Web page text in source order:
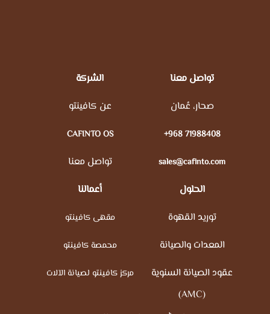
تواصل معنا
صحار، عُمان
+968 71988408
sales@cafinto.com
الشركة
عن كافينتو
CAFINTO OS
تواصل معنا
الحلول
توريد القهوة
المعدات والصيانة
عقود الصيانة السنوية
(AMC)
أعمالنا
مقهى كافينتو
محمصة كافينتو
مركز كافينتو لصيانة الآلات